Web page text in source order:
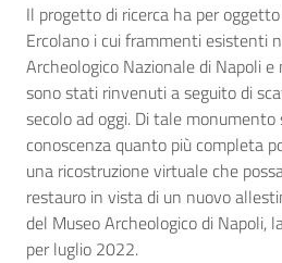
Il progetto di ricerca ha per
Ercolano i cui frammenti esistenti
Archeologico Nazionale di Napoli
sono stati rinvenuti a seguito di
secolo ad oggi. Di tale
conoscenza quanto più completa
una ricostruzione virtuale che
restauro in vista di un nuovo
del Museo Archeologico di Napoli,
per luglio 2022.